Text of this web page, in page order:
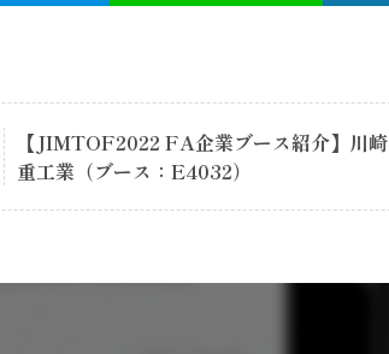
【JIMTOF2022 FA企業ブース紹介】川崎
重工業（ブース：E4032）